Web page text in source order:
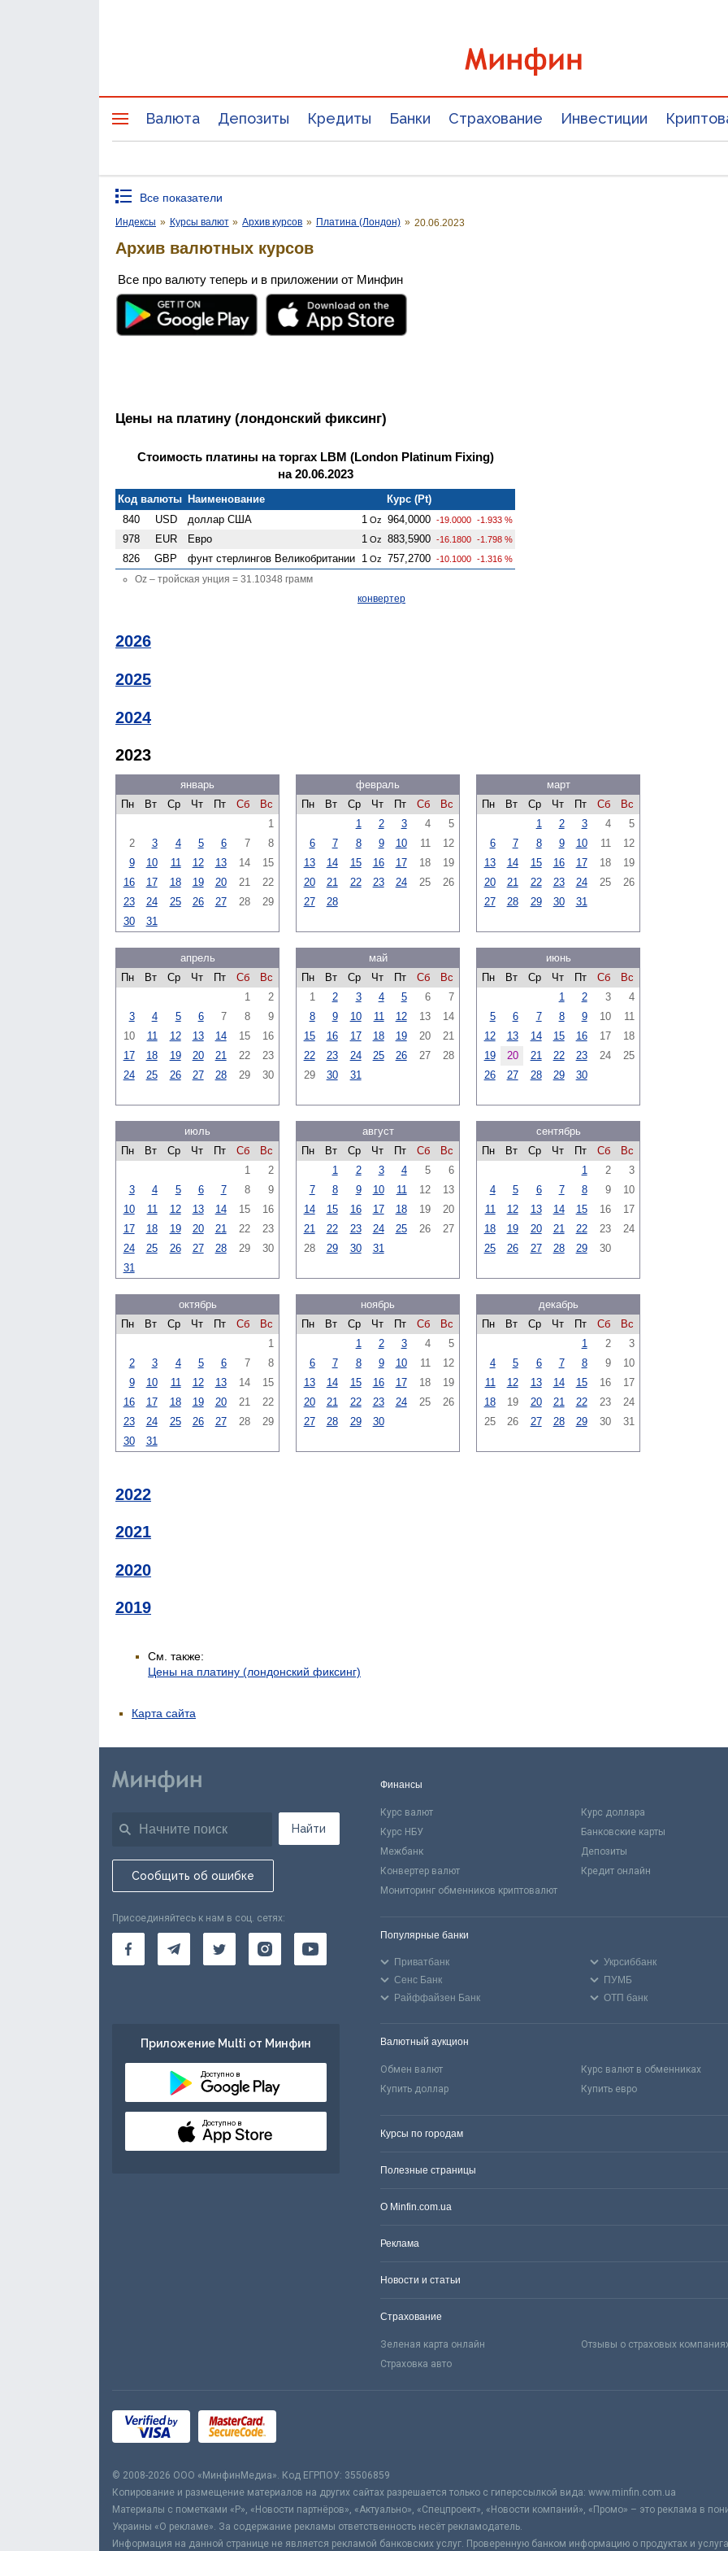
Валюта Депозиты Кредиты Банки Страхование Инвестиции
Все показатели
Индексы » Курсы валют » Архив курсов » Платина (Лондон) » 20.06.2023
Архив валютных курсов
Все про валюту теперь и в приложении от Минфин
Цены на платину (лондонский фиксинг)
Стоимость платины на торгах LBM (London Platinum Fixing)
на 20.06.2023
Код валюты Наименование
Курс (Pt)
840
USD доллар США 1 Oz 964,0000 -19.0000 -1.933 %
978 EUR Евро 1 Oz 883,5900 -16.1800 -1.798 %
826 GBP фунт стерлингов Велико­британии 1 Oz 757,2700 -10.1000 -1.316 %
Oz – тройская унция = 31.10348 грамм
конвертер
2026
2025
2024
2023
январь
Пн
Вт Ср Чт Пт Сб
Вс
1
2
3 4 5 6 7
8
9
10 11 12 13 14
15
16
17 18 19 20 21
22
23
24 25 26 27 28
29
30
31
февраль
Пн
Вт Ср Чт Пт Сб
Вс
1
2 3 4
5
6
7 8 9 10 11
12
13
14 15 16 17 18
19
20
21 22 23 24 25
26
27
28
март
Пн
Вт Ср Чт Пт Сб
Вс
1
2 3 4
5
6
7 8 9 10 11
12
13
14 15 16 17 18
19
20
21 22 23 24 25
26
27
28 29 30 31
апрель
Пн
Вт Ср Чт Пт Сб
Вс
1
2
3
4 5 6 7 8
9
10
11 12 13 14 15
16
17
18 19 20 21 22
23
24
25 26 27 28 29 30
май
Пн
Вт Ср Чт Пт Сб
Вс
1
2 3 4 5 6
7
8
9 10 11 12 13
14
15
16 17 18 19 20
21
22
23 24 25 26 27
28
29
30 31
июнь
Пн
Вт Ср Чт Пт Сб
Вс
1
2 3
4
5
6 7 8 9 10
11
12
13 14 15 16 17
18
19
20 21 22 23 24
25
26
27 28 29 30
июль
Пн
Вт Ср Чт Пт Сб
Вс
1
2
3
4 5 6 7 8
9
10
11 12 13 14 15
16
17
18 19 20 21 22
23
24
25 26 27 28 29
30
31
август
Пн
Вт Ср Чт Пт Сб
Вс
1
2 3 4 5
6
7
8 9 10 11 12
13
14
15 16 17 18 19
20
21
22 23 24 25 26
27
28
29 30 31
сентябрь
Пн
Вт Ср Чт Пт Сб
Вс
1
2
3
4
5 6 7 8 9
10
11
12 13 14 15 16
17
18
19 20 21 22 23
24
25
26 27 28 29 30
октябрь
Пн
Вт Ср Чт Пт Сб
Вс
1
2
3 4 5 6 7
8
9
10 11 12 13 14
15
16
17 18 19 20 21
22
23
24 25 26 27 28
29
30
31
ноябрь
Пн
Вт Ср Чт Пт Сб
Вс
1
2 3 4
5
6
7 8 9 10 11
12
13
14 15 16 17 18
19
20
21 22 23 24 25
26
27
28 29 30
декабрь
Пн
Вт Ср Чт Пт Сб
Вс
1
2
3
4
5 6 7 8 9
10
11
12 13 14 15 16
17
18
19 20 21 22 23
24
25
26 27 28 29 30 31
2022
2021
2020
2019
См. также:
Цены на платину (лондонский фиксинг)
Карта сайта
Найти
Сообщить об ошибке
Присоединяйтесь к нам в соц. сетях:
Приложение Multi от Минфин
Доступно в
Доступно в
Финансы
Курс валют Курс доллара
Курс НБУ
Банковские карты
Межбанк
Депозиты
Конвертер валют
Кредит онлайн
Мониторинг обменников криптовалют
Популярные банки
Приватбанк Укрсиббанк
Сенс Банк
ПУМБ
Райффайзен Банк
ОТП банк
Валютный аукцион
Обмен валют Курс валют в обменниках
Купить доллар
Купить евро
Курсы по городам
Полезные страницы
О Minfin.com.ua
Реклама
Новости и статьи
Страхование
Зеленая карта онлайн Отзывы о страховых
Страховка авто
© 2008-2026 ООО «МинфинМедиа». Код ЕГРПОУ: 35506859
Копирование и размещение материалов на других сайтах разрешается только с гиперссылкой вида: www.minfin.com.ua
Материалы с пометками «Р», «Новости партнёров», «Актуально», «Спецпроект», «Новости компаний», «Промо» – это реклама в
Украины «О рекламе». За содержание рекламы ответственность несёт рекламодатель.
Информация на данной странице не является рекламой банковских услуг. Проверенную банком информацию о продуктах и